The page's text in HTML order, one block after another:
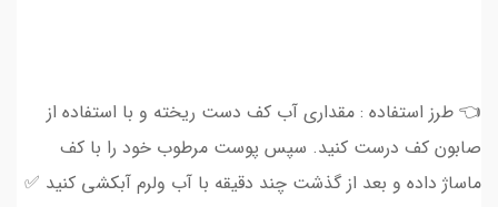
👈 طرز استفاده : مقداری آب کف دست ریخته و با استفاده از
صابون کف درست کنید. سپس پوست مرطوب خود را با کف
ماساژ داده و بعد از گذشت چند دقیقه با آب ولرم آبکشی کنید ✅